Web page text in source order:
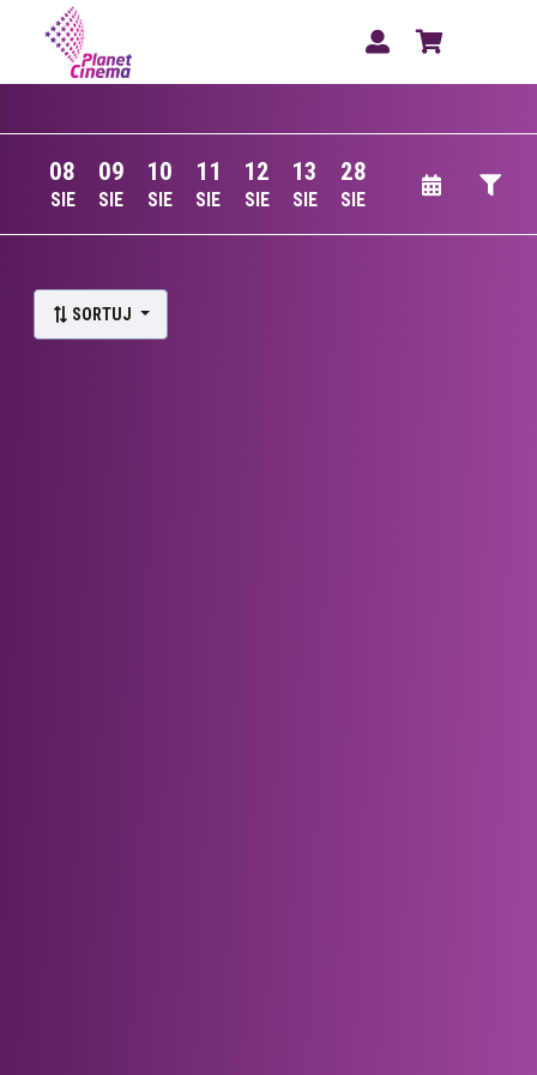
08
SIE
09
SIE
10
SIE
11
SIE
12
SIE
13
SIE
28
SIE
Lista wydarzeń:
SORTUJ